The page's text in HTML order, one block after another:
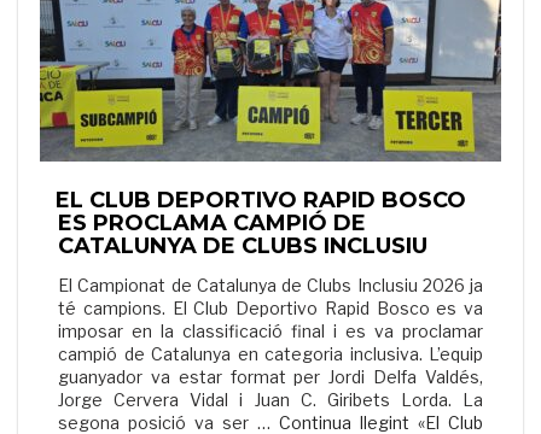
EL CLUB DEPORTIVO RAPID BOSCO
ES PROCLAMA CAMPIÓ DE
CATALUNYA DE CLUBS INCLUSIU
El Campionat de Catalunya de Clubs Inclusiu 2026 ja
té campions. El Club Deportivo Rapid Bosco es va
imposar en la classificació final i es va proclamar
campió de Catalunya en categoria inclusiva. L’equip
guanyador va estar format per Jordi Delfa Valdés,
Jorge Cervera Vidal i Juan C. Giribets Lorda. La
segona posició va ser … Continua llegint «El Club